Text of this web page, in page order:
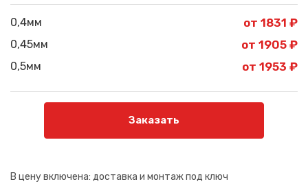
0,4мм от 1831 ₽
0,45мм от 1905 ₽
0,5мм от 1953 ₽
Заказать
В цену включена: доставка и монтаж под ключ